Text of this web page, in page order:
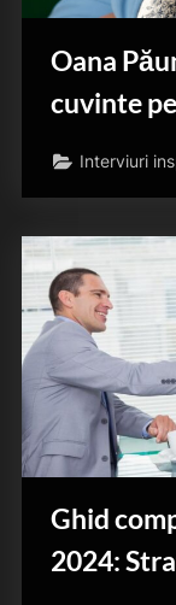
Oana
cuvinte
Interviuri
Ghid
2024: